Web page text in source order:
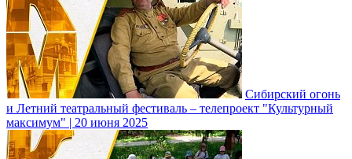
Сибирский огонь
и Летний театральный фестиваль – телепроект "Культурный
максимум" | 20 июня 2025